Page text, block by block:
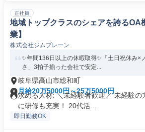
正社員
地域トップクラスのシェアを誇るOA
業】
株式会社ジムブレーン
✨年間136日以上の休暇取得✨「土日祝休み×
さ」3拍子揃った会社で安定...
岐阜県高山市総和町
月給20万5000円～25万5000円
求める人材: ＼未経験者歓迎／ 未経験の
に研修も充実！ 20代活...
即日勤務OK